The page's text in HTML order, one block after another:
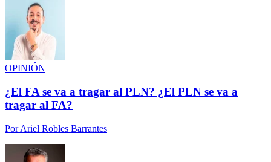
OPINIÓN
¿El FA se va a tragar al PLN? ¿El PLN se va a
tragar al FA?
PorAriel Robles Barrantes